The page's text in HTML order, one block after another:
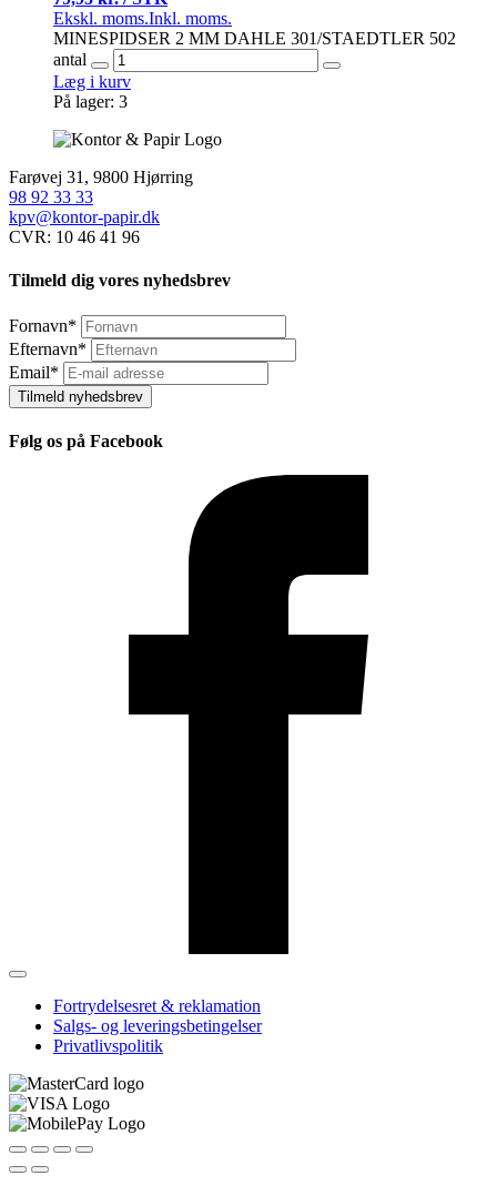
Ekskl. moms.Inkl. moms.
MINESPIDSER 2 MM DAHLE 301/STAEDTLER 502
antal
Læg i kurv
På lager: 3
Farøvej 31, 9800 Hjørring
98 92 33 33
kpv@kontor-papir.dk
CVR: 10 46 41 96
Tilmeld dig vores nyhedsbrev
Fornavn*
Efternavn*
Email*
Tilmeld nyhedsbrev
Følg os på Facebook
Fortrydelsesret & reklamation
Salgs- og leveringsbetingelser
Privatlivspolitik